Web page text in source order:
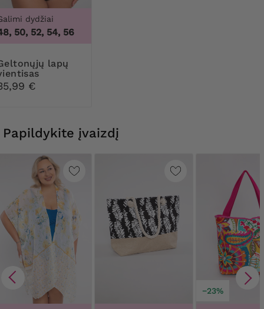
dydžiai
50, 52, 54, 56
lapų
€
Papildykite įvaizdį
−23%